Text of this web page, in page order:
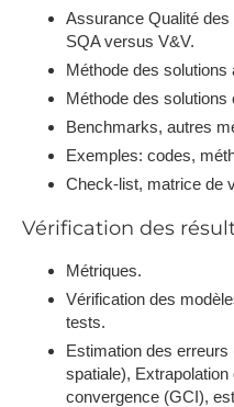
Assurance Qualité
SQA versus V&V.
Méthode des solutions
Méthode des solutions
Benchmarks, autres
Exemples: codes,
Check-list, matrice de
Vérification des
Métriques.
Vérification des
tests.
Estimation des
spatiale),
convergence (GCI),